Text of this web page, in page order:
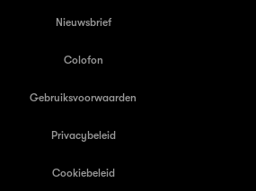
Nieuwsbrief
Colofon
Gebruiksvoorwaarden
Privacybeleid
Cookiebeleid